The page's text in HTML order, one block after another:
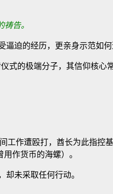
告。
迫的经历，更亲身示范如何
式的极端分子，其信仰核心
工作遭殴打，酋长为此指控
作货币的海螺）。
未采取任何行动。